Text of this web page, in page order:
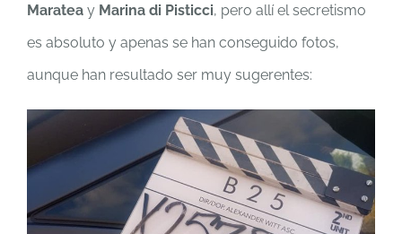
Maratea y Marina di Pisticci, pero allí el secretismo
es absoluto y apenas se han conseguido fotos,
aunque han resultado ser muy sugerentes: